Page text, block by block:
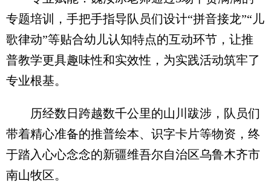
专题培训，手把手指导队员们设计“拼音接龙”“儿
歌律动”等贴合幼儿认知特点的互动环节，让推
普教学更具趣味性和实效性，为实践活动筑牢了
专业根基。
历经数日跨越数千公里的山川跋涉，队员们
带着精心准备的推普绘本、识字卡片等物资，终
于踏入心心念念的新疆维吾尔自治区乌鲁木齐市
南山牧区。